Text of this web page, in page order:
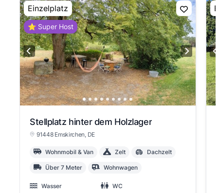
Einzelplatz
⭐ Super Host
Stellplatz hinter dem Holzlager
91448 Emskirchen, DE
Wohnmobil & Van Zelt Dachzelt
Über 7 Meter Wohnwagen
Wasser
WC